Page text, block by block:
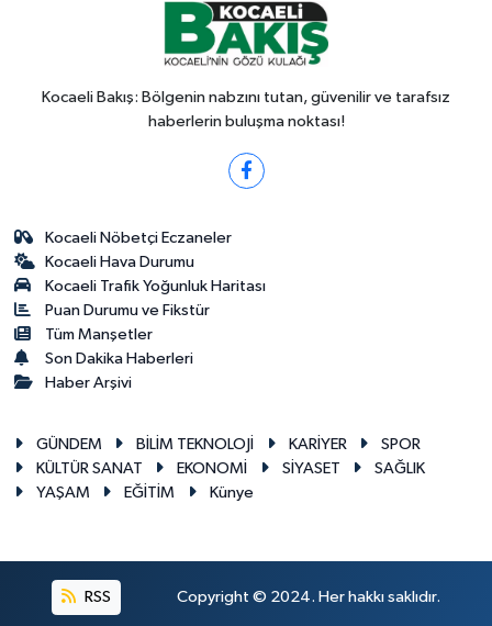
Kocaeli Bakış: Bölgenin nabzını tutan, güvenilir ve tarafsız
haberlerin buluşma noktası!
Kocaeli Nöbetçi Eczaneler
Kocaeli Hava Durumu
Kocaeli Trafik Yoğunluk Haritası
Puan Durumu ve Fikstür
Tüm Manşetler
Son Dakika Haberleri
Haber Arşivi
GÜNDEM BİLİM TEKNOLOJİ KARİYER
SPOR
KÜLTÜR SANAT
EKONOMİ SİYASET
SAĞLIK
YAŞAM
EĞİTİM Künye
RSS Copyright © 2024. Her hakkı saklıdır.